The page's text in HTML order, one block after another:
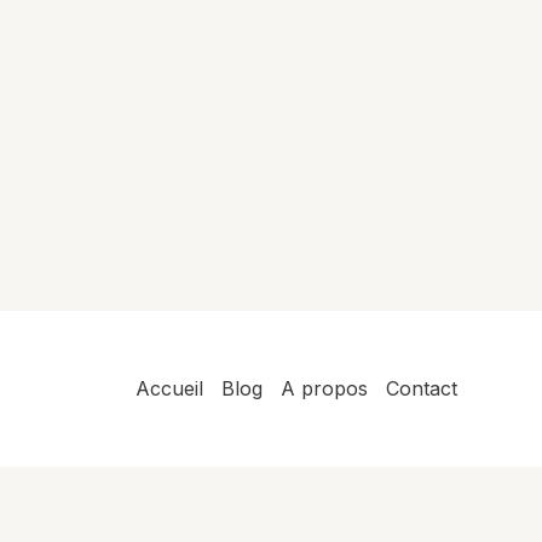
Accueil Blog A propos Contact